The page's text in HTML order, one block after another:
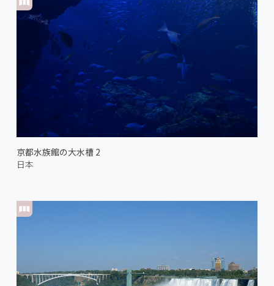
京都水族館の大水槽 2
日本